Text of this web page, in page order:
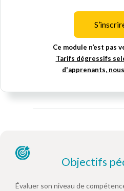
Ce module n’est pas
Tarifs dégressifs
d'apprenants,
Objectifs
Évaluer son niveau de